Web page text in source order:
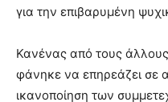
για την επιβαρυμένη
Κανένας από τους άλλους
φάνηκε να επηρεάζει σε
ικανοποίηση των